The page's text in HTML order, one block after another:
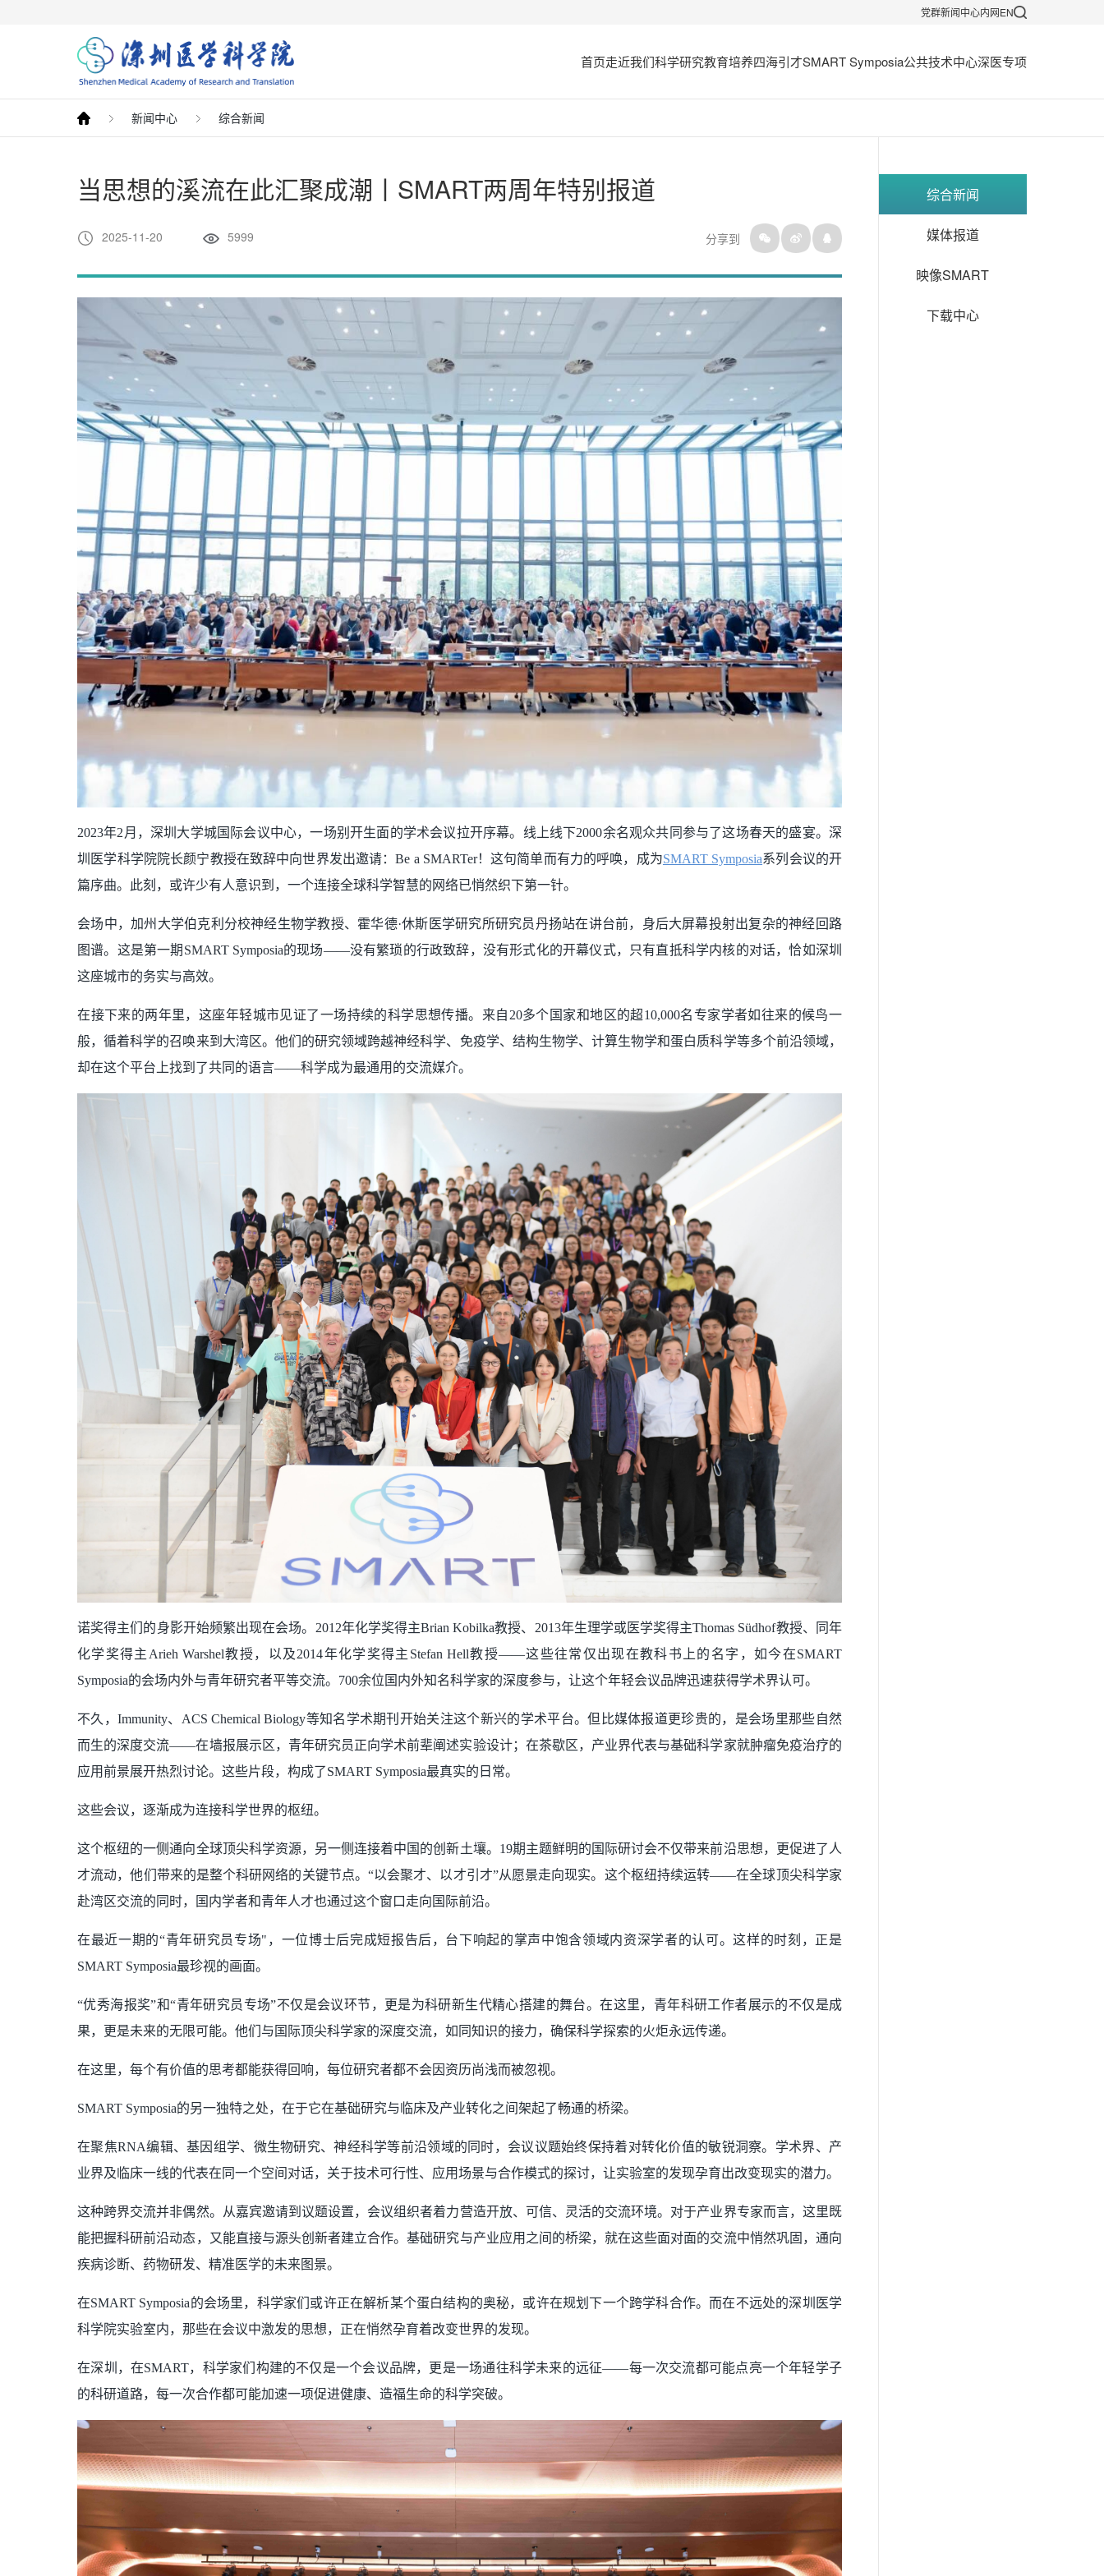
党群新闻中心内网EN
首页走近我们科学研究教育培养四海引才SMART Symposia公共技术中心深医专项
新闻中心 综合新闻
当思想的溪流在此汇聚成潮丨SMART两周年特别报道
2025-11-20 5999 分享到
2023年2月，深圳大学城国际会议中心，一场别开生面的学术会议拉开序幕。线上线下2000余名观众共同参与了这场春天的盛宴。深
圳医学科学院院长颜宁教授在致辞中向世界发出邀请：Be a SMARTer！这句简单而有力的呼唤，成为SMART Symposia系列会议的开
篇序曲。此刻，或许少有人意识到，一个连接全球科学智慧的网络已悄然织下第一针。
会场中，加州大学伯克利分校神经生物学教授、霍华德·休斯医学研究所研究员丹扬站在讲台前，身后大屏幕投射出复杂的神经回路
图谱。这是第一期SMART Symposia的现场——没有繁琐的行政致辞，没有形式化的开幕仪式，只有直抵科学内核的对话，恰如深圳
这座城市的务实与高效。
在接下来的两年里，这座年轻城市见证了一场持续的科学思想传播。来自20多个国家和地区的超10,000名专家学者如往来的候鸟一
般，循着科学的召唤来到大湾区。他们的研究领域跨越神经科学、免疫学、结构生物学、计算生物学和蛋白质科学等多个前沿领域，
却在这个平台上找到了共同的语言——科学成为最通用的交流媒介。
诺奖得主们的身影开始频繁出现在会场。2012年化学奖得主Brian Kobilka教授、2013年生理学或医学奖得主Thomas Südhof教授、同年
化学奖得主Arieh Warshel教授，以及2014年化学奖得主Stefan Hell教授——这些往常仅出现在教科书上的名字，如今在SMART
Symposia的会场内外与青年研究者平等交流。700余位国内外知名科学家的深度参与，让这个年轻会议品牌迅速获得学术界认可。
不久，Immunity、ACS Chemical Biology等知名学术期刊开始关注这个新兴的学术平台。但比媒体报道更珍贵的，是会场里那些自然
而生的深度交流——在墙报展示区，青年研究员正向学术前辈阐述实验设计；在茶歇区，产业界代表与基础科学家就肿瘤免疫治疗的
应用前景展开热烈讨论。这些片段，构成了SMART Symposia最真实的日常。
这些会议，逐渐成为连接科学世界的枢纽。
这个枢纽的一侧通向全球顶尖科学资源，另一侧连接着中国的创新土壤。19期主题鲜明的国际研讨会不仅带来前沿思想，更促进了人
才流动，他们带来的是整个科研网络的关键节点。“以会聚才、以才引才”从愿景走向现实。这个枢纽持续运转——在全球顶尖科学家
赴湾区交流的同时，国内学者和青年人才也通过这个窗口走向国际前沿。
在最近一期的“青年研究员专场"，一位博士后完成短报告后，台下响起的掌声中饱含领域内资深学者的认可。这样的时刻，正是
SMART Symposia最珍视的画面。
“优秀海报奖”和“青年研究员专场”不仅是会议环节，更是为科研新生代精心搭建的舞台。在这里，青年科研工作者展示的不仅是成
果，更是未来的无限可能。他们与国际顶尖科学家的深度交流，如同知识的接力，确保科学探索的火炬永远传递。
在这里，每个有价值的思考都能获得回响，每位研究者都不会因资历尚浅而被忽视。
SMART Symposia的另一独特之处，在于它在基础研究与临床及产业转化之间架起了畅通的桥梁。
在聚焦RNA编辑、基因组学、微生物研究、神经科学等前沿领域的同时，会议议题始终保持着对转化价值的敏锐洞察。学术界、产
业界及临床一线的代表在同一个空间对话，关于技术可行性、应用场景与合作模式的探讨，让实验室的发现孕育出改变现实的潜力。
这种跨界交流并非偶然。从嘉宾邀请到议题设置，会议组织者着力营造开放、可信、灵活的交流环境。对于产业界专家而言，这里既
能把握科研前沿动态，又能直接与源头创新者建立合作。基础研究与产业应用之间的桥梁，就在这些面对面的交流中悄然巩固，通向
疾病诊断、药物研发、精准医学的未来图景。
在SMART Symposia的会场里，科学家们或许正在解析某个蛋白结构的奥秘，或许在规划下一个跨学科合作。而在不远处的深圳医学
科学院实验室内，那些在会议中激发的思想，正在悄然孕育着改变世界的发现。
在深圳，在SMART，科学家们构建的不仅是一个会议品牌，更是一场通往科学未来的远征——每一次交流都可能点亮一个年轻学子
的科研道路，每一次合作都可能加速一项促进健康、造福生命的科学突破。
综合新闻
媒体报道
映像SMART
下载中心